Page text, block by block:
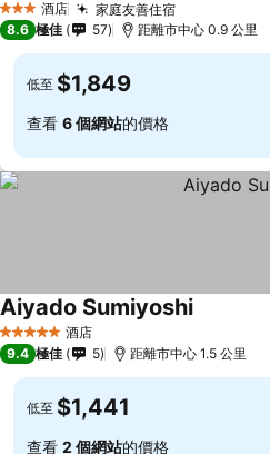
3 星級 酒店 家庭友善住宿
8.6 極佳 57 距離市中心 0.9 公里
低至 $1,849
查看 6 個網站的價格
5 星級 酒店
Aiyado Sumiyoshi
9.4 極佳 5 距離市中心 1.5 公里
低至 $1,441
查看 2 個網站的價格